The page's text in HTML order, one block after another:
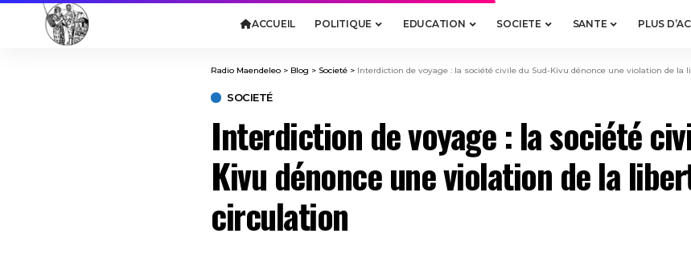
ACCUEIL POLITIQUE EDUCATION SOCIETE SANTE PLUS
Radio Maendeleo > Blog > Societé > Interdiction de voyage : la société civile du Sud-Kivu dénonce une violation de la
SOCIETÉ
Interdiction de voyage : la société
Kivu dénonce une violation de la
circulation